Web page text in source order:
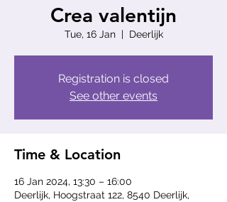
Crea valentijn
Tue, 16 Jan
  |
Deerlijk
Registration is closed
See other events
Time & Location
16 Jan 2024, 13:30 – 16:00
Deerlijk, Hoogstraat 122, 8540 Deerlijk,